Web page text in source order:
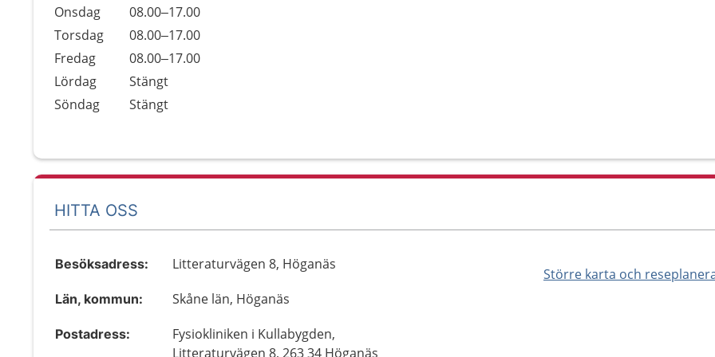
Onsdag
08.00–17.00
Torsdag
08.00–17.00
Fredag
08.00–17.00
Lördag
Stängt
Söndag
Stängt
HITTA OSS
Större karta och
Besöksadress: Litteraturvägen 8, Höganäs
Län, kommun: Skåne län, Höganäs
Postadress:
Fysiokliniken i Kullabygden,
Litteraturvägen 8, 263 34 Höganäs